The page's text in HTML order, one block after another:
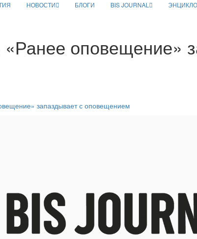
НОВОСТИ БЛОГИ BIS JOURNAL
«Ранее оповещение»
запаздывает с оповещением